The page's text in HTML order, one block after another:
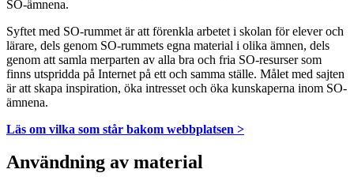
SO-ämnena.
Syftet med SO-rummet är att förenkla arbetet i skolan för elever och
lärare, dels genom SO-rummets egna material i olika ämnen, dels
genom att samla merparten av alla bra och fria SO-resurser som
finns utspridda på Internet på ett och samma ställe. Målet med sajten
är att skapa inspiration, öka intresset och öka kunskaperna inom SO-
ämnena.
Läs om vilka som står bakom webbplatsen >
Användning av material